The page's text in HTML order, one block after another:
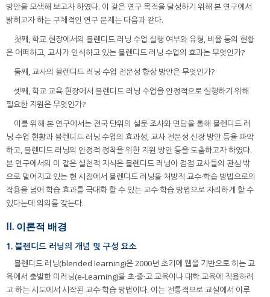
방안을 모색해 보고자 하였다. 이 같은 연구 목적을 달성하기 위해 본 연구에서
밝히고자 하는 구체적인 연구 문제는 다음과 같다.
첫째, 학교 현장에서의 블렌디드 러닝 수업 실행 여부와 유형, 비율 등의 현황
은 어떠하고, 교사가 인식하고 있는 블렌디드 러닝 수업의 효과는 무엇인가?
둘째, 교사의 블렌디드 러닝 수업 전문성 향상 방안은 무엇인가?
셋째, 학교 교육 현장에서 블렌디드 러닝 수업을 안정적으로 실행하기 위해
필요한 지원은 무엇인가?
이를 위해 본 연구에서는 전국 단위의 설문 조사와 면담을 통해 블렌디드 러
닝 수업 현황과 블렌디드 러닝 수업의 효과성, 교사 전문성 신장 방안 등을 파악
하고, 블렌디드 러닝의 안정적 정착을 위한 지원 방안 등을 도출하고자 하였다.
본 연구에서의 이 같은 실천적 지식은 블렌디드 러닝이 점점 교사들의 관심 밖
으로 멀어지고 있는 현 시점에서 블렌디드 러닝을 처방적 교수·학습 방법으로의
작용을 넘어 학습 효과를 극대화 할 수 있는 교수·학습 방법으로 자리하게 할 수
있다는데 의의를 갖는다.
II. 이론적 배경
1. 블렌디드 러닝의 개념 및 구성 요소
블렌디드 러닝(blended learning)은 2000년 초기에 웹을 기반으로 하는 교
육에서 출발한 이러닝(e-Learning)을 초·중·고 교육이나 대학 교육에 적용하려
고 하는 시도에서 시작된 교수·학습 방법이다. 이는 전통적으로 교실에서 이루